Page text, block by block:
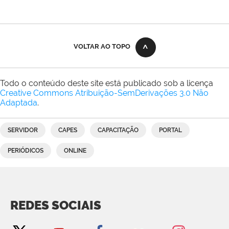
VOLTAR AO TOPO
Todo o conteúdo deste site está publicado sob a licença
Creative Commons Atribuição-SemDerivações 3.0 Não
Adaptada.
SERVIDOR CAPES CAPACITAÇÃO PORTAL
PERIÓDICOS ONLINE
REDES SOCIAIS